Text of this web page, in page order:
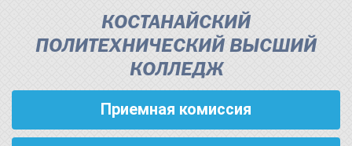
КОСТАНАЙСКИЙ
ПОЛИТЕХНИЧЕСКИЙ ВЫСШИЙ
КОЛЛЕДЖ
Приемная комиссия